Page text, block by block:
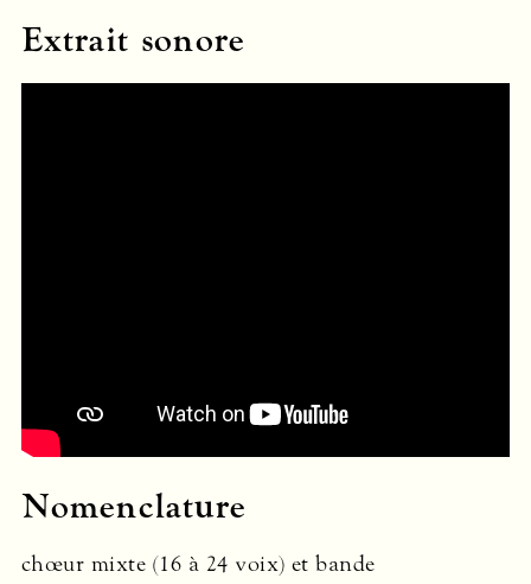
Extrait sonore
Nomenclature
chœur mixte (16 à 24 voix) et bande